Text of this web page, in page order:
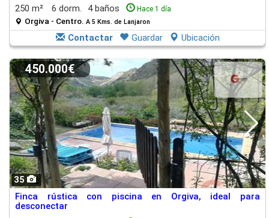
250 m² 6 dorm. 4 baños Hace 1 día
Orgiva - Centro. A 5 Kms. de Lanjaron
Contactar Guardar Ubicación
35
450.000€
Finca rústica con piscina en Orgiva, ideal para
desconectar